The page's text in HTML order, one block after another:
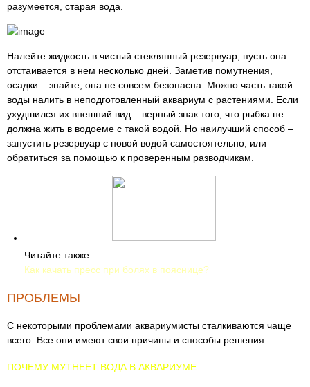
разумеется, старая вода.
Налейте жидкость в чистый стеклянный резервуар, пусть она
отстаивается в нем несколько дней. Заметив помутнения,
осадки – знайте, она не совсем безопасна. Можно часть такой
воды налить в неподготовленный аквариум с растениями. Если
ухудшился их внешний вид – верный знак того, что рыбка не
должна жить в водоеме с такой водой. Но наилучший способ –
запустить резервуар с новой водой самостоятельно, или
обратиться за помощью к проверенным разводчикам.
Читайте также:
Как качать пресс при болях в пояснице?
ПРОБЛЕМЫ
С некоторыми проблемами аквариумисты сталкиваются чаще
всего. Все они имеют свои причины и способы решения.
ПОЧЕМУ МУТНЕЕТ ВОДА В АКВАРИУМЕ